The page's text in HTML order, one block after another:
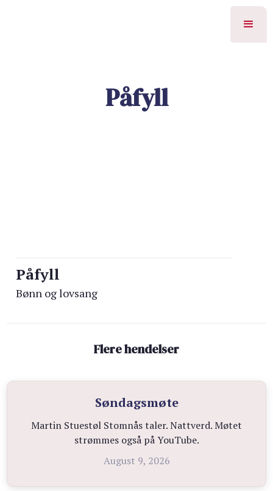
Påfyll
Påfyll
Bønn og lovsang
Flere hendelser
Søndagsmøte
Martin Stuestøl Stomnås taler. Nattverd. Møtet
strømmes også på YouTube.
August 9, 2026